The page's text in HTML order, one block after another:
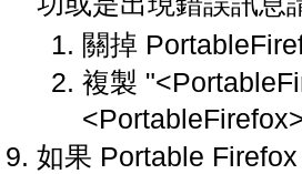
關掉
複製
如果 Portable